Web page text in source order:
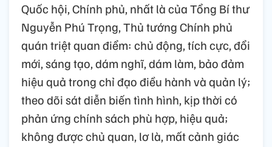
Quốc hội, Chính phủ, nhất là của Tổng Bí thư
Nguyễn Phú Trọng, Thủ tướng Chính phủ
quán triệt quan điểm: chủ động, tích cực, đổi
mới, sáng tạo, dám nghĩ, dám làm, bảo đảm
hiệu quả trong chỉ đạo điều hành và quản lý;
theo dõi sát diễn biến tình hình, kịp thời có
phản ứng chính sách phù hợp, hiệu quả;
không được chủ quan, lơ là, mất cảnh giác